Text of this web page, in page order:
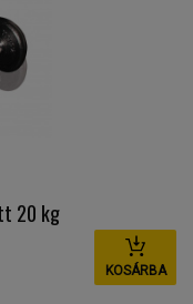
20 kg
KOSÁRBA